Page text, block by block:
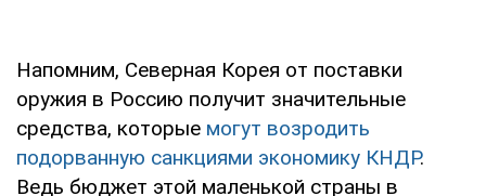
Напомним, Северная Корея от поставки
оружия в Россию получит значительные
средства, которые могут возродить
подорванную санкциями экономику КНДР.
Ведь бюджет этой маленькой страны в